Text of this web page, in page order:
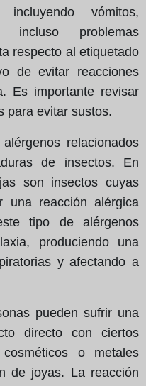
vómitos,
incluso problemas
respecto al etiquetado
de evitar reacciones
Es importante revisar
para evitar sustos.
relacionados
de insectos. En
son insectos cuyas
una reacción alérgica
tipo de alérgenos
produciendo una
y afectando a
pueden sufrir una
directo con ciertos
o metales
de joyas. La reacción